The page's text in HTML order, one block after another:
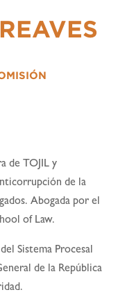
de TOJIL y
de la
Abogada por el
of Law.
Sistema Procesal
de la República